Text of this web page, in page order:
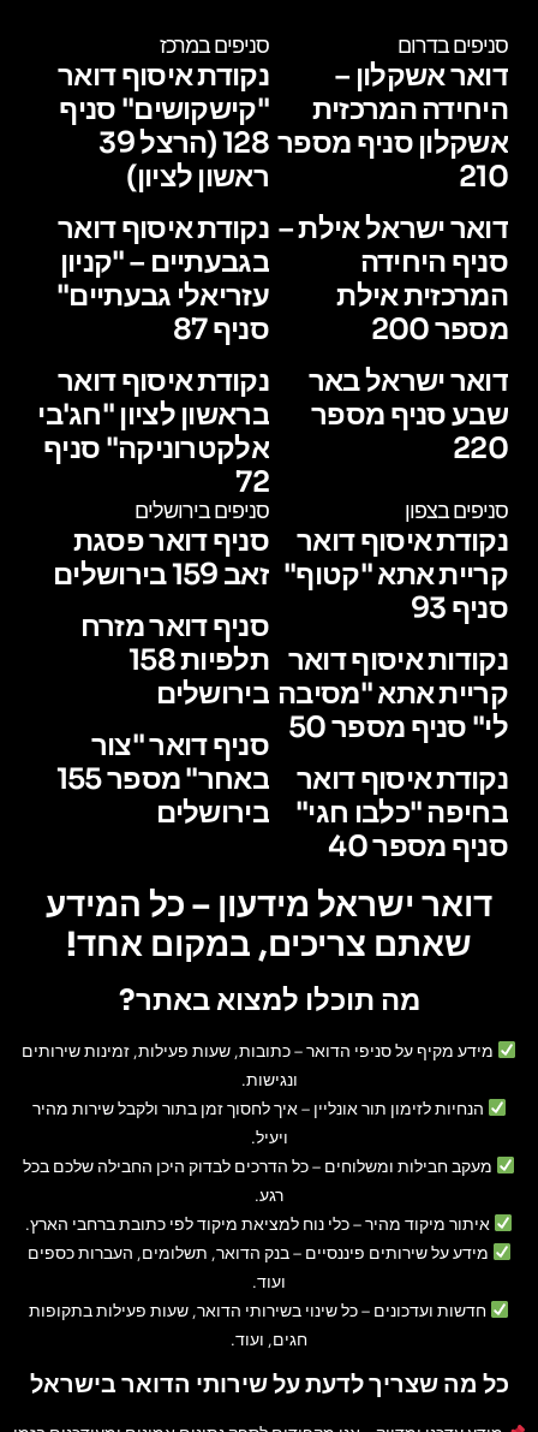
סניפים בדרום
דואר אשקלון –
היחידה המרכזית
אשקלון סניף מספר
210
דואר ישראל אילת –
סניף היחידה
המרכזית אילת
מספר 200
דואר ישראל באר
שבע סניף מספר
220
סניפים במרכז
נקודת איסוף דואר
"קישקושים" סניף
128 (הרצל 39
ראשון לציון)
נקודת איסוף דואר
בגבעתיים – "קניון
עזריאלי גבעתיים"
סניף 87
נקודת איסוף דואר
בראשון לציון "חג'בי
אלקטרוניקה" סניף
72
סניפים בצפון
נקודת איסוף דואר
קריית אתא "קטוף"
סניף 93
נקודות איסוף דואר
קריית אתא "מסיבה
לי" סניף מספר 50
נקודת איסוף דואר
בחיפה "כלבו חגי"
סניף מספר 40
סניפים בירושלים
סניף דואר פסגת
זאב 159 בירושלים
סניף דואר מזרח
תלפיות 158
בירושלים
סניף דואר "צור
באחר" מספר 155
בירושלים
דואר ישראל מידעון – כל המידע
שאתם צריכים, במקום אחד!
מה תוכלו למצוא באתר?
מידע מקיף על סניפי הדואר– כתובות, שעות פעילות, זמינות שירותים
ונגישות.
הנחיות לזימון תור אונליין – איך לחסוך זמן בתור ולקבל שירות מהיר
ויעיל.
מעקב חבילות ומשלוחים – כל הדרכים לבדוק היכן החבילה שלכם בכל
רגע.
איתור מיקוד מהיר– כלי נוח למציאת מיקוד לפי כתובת ברחבי הארץ.
מידע על שירותים פיננסיים – בנק הדואר, תשלומים, העברות כספים
ועוד.
חדשות ועדכונים – כל שינוי בשירותי הדואר, שעות פעילות בתקופות
חגים, ועוד.
כל מה שצריך לדעת על שירותי הדואר בישראל